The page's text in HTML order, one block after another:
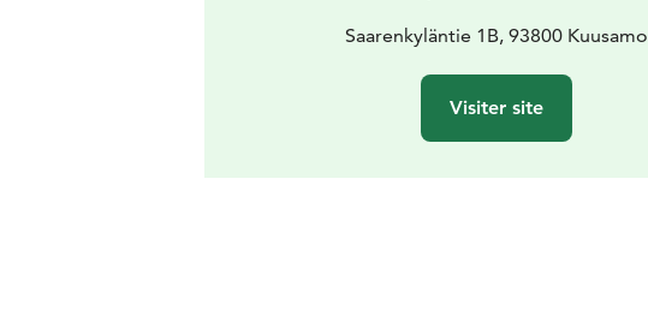
Saarenkyläntie 1B, 93800 Kuusamo
Visiter site